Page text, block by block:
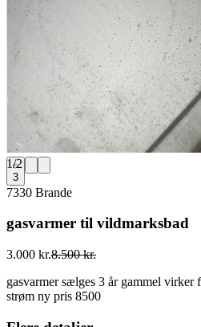
1/2
3
7330 Brande
gasvarmer til vildmarksbad
3.000 kr.8.500 kr.
gasvarmer sælges 3 år gammel
strøm ny pris 8500